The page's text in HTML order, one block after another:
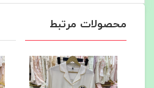
محصولات مرتبط